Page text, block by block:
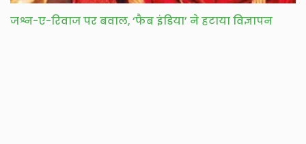
जश्न-ए-रिवाज पर बवाल, ‘फैब इंडिया’ ने हटाया विज्ञापन